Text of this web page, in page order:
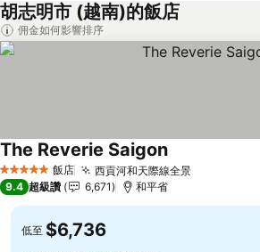
胡志明市 (越南)的飯店
佣金如何影響排序
5 星級 飯店 西貢河和天際線全景查看價格
The Reverie Saigon查看價格
9.4 超級讚 6,671 和平省
低至 $6,736